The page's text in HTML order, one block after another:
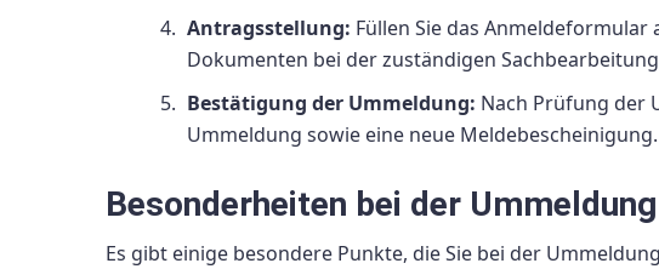
Antragsstellung: Füllen Sie das
Dokumenten bei der zuständigen
Bestätigung der Ummeldung: Nach Prüfung der
Ummeldung sowie eine neue Meldebescheinigung.
Besonderheiten bei der Ummeldung
Es gibt einige besondere Punkte, die Sie bei der